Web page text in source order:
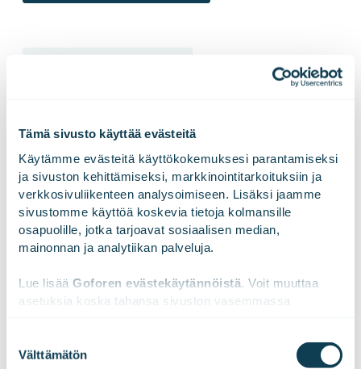
Tämä sivusto käyttää evästeitä
Käytämme evästeitä käyttökokemuksesi parantamiseksi
ja sivuston kehittämiseksi, markkinointitarkoituksiin ja
verkkosivuliikenteen analysoimiseen. Lisäksi jaamme
sivustomme käyttöä koskevia tietoja kolmansille
osapuolille, jotka tarjoavat sosiaalisen median,
mainonnan ja analytiikan palveluja.
Lue lisää Goforen evästekäytännöistä . Voit muuttaa
asetuksia koska tahansa sivuston vasemmassa
valinta
Välttämätön
LinkedInissäFacebookissa
palvelumuotoilun asiantuntijana. Hänen